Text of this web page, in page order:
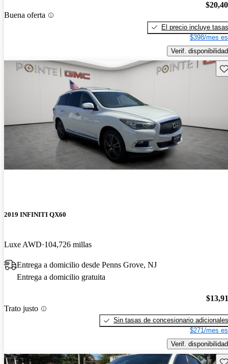
Buena oferta
El precio incluye tasas
$398/mes
Verif. disponibilidad
2019 INFINITI QX60
Luxe AWD 104,726 millas
Entrega a domicilio desde Penns Grove, NJ
Entrega a domicilio gratuita
Trato justo
Sin tasas de concesionario adicionales
$271/mes
Verif. disponibilidad